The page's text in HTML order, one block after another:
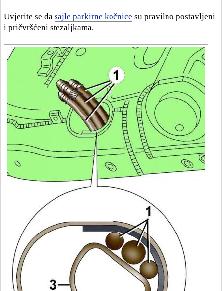
Uvjerite se da sajle parkirne kočnice su pravilno postavljeni
i pričvršćeni stezaljkama.